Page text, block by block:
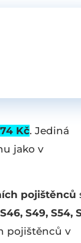
Kč. Jediná
jako v
pojištěnců
S49, S54,
pojištěnců v